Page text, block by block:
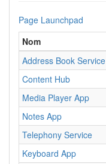
Page Launchpad
Nom
Address Book Service
Content Hub
Media Player App
Notes App
Telephony Service
Keyboard App